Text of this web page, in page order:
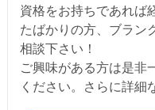
資格をお持ちであれば
たばかりの方、ブラン
相談下さい！
ご興味がある方は是非
ください。さらに詳細